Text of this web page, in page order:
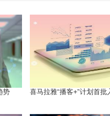
势 喜马拉雅“播客+”计划首批